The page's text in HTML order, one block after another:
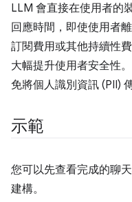
LLM 會直接在使用者的
回應時間，即使使用者
訂閱費用或其他持續性
大幅提升使用者安全性
免將個人識別資訊 (PII)
示範
您可以先查看完成的聊
建構。